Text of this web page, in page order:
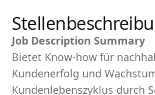
Job Description Summary
Bietet Know-how für
Kundenerfolg und
Kundenlebenszyklus durch